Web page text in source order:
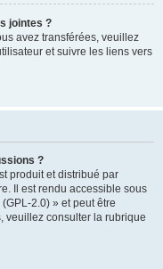
jointes ?
avez transférées, veuillez
et suivre les liens vers
?
produit et distribué par
Il est rendu accessible sous
2.0) » et peut être
veuillez consulter la rubrique